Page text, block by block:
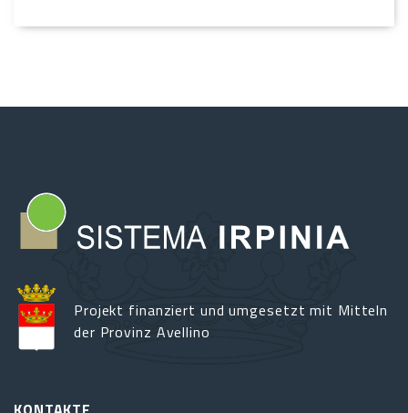
Projekt finanziert und umgesetzt mit Mitteln
der Provinz Avellino